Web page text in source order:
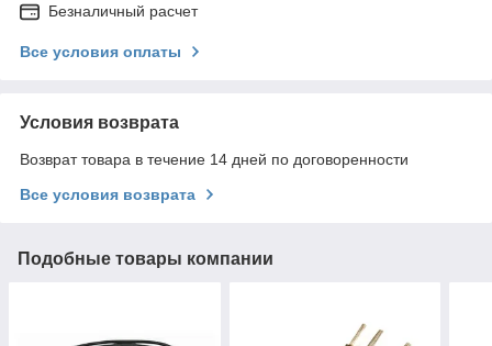
Безналичный расчет
Все условия оплаты
Условия возврата
Возврат товара в течение 14 дней по договоренности
Все условия возврата
Подобные товары компании